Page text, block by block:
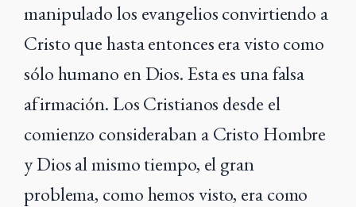
manipulado los evangelios convirtiendo a
Cristo que hasta entonces era visto como
sólo humano en Dios. Esta es una falsa
afirmación. Los Cristianos desde el
comienzo consideraban a Cristo Hombre
y Dios al mismo tiempo, el gran
problema, como hemos visto, era como